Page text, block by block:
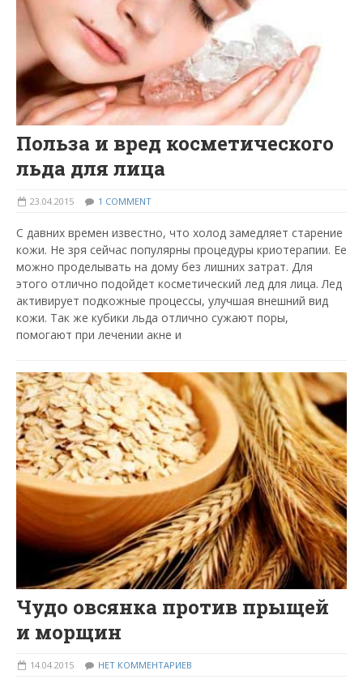
Польза и вред косметического
льда для лица
23.04.2015 1 COMMENT
С давних времен известно, что холод замедляет старение
кожи. Не зря сейчас популярны процедуры криотерапии. Ее
можно проделывать на дому без лишних затрат. Для
этого отлично подойдет косметический лед для лица. Лед
активирует подкожные процессы, улучшая внешний вид
кожи. Так же кубики льда отлично сужают поры,
помогают при лечении акне и
Чудо овсянка против прыщей
и морщин
14.04.2015 НЕТ КОММЕНТАРИЕВ